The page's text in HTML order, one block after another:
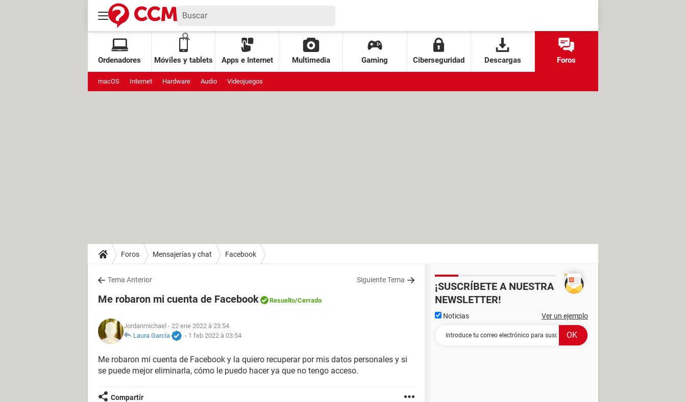
Ordenadores Móviles y tablets Apps e Internet Multimedia Gaming Ciberseguridad Descargas Foros
macOS Internet Hardware Audio Videojuegos
Foros Mensajerías y chat Facebook
Tema Anterior Siguiente Tema
Me robaron mi cuenta de Facebook Resuelto/Cerrado
Jordanmichael - 22 ene 2022 à 23:54
Laura García
- 1 feb 2022 à 03:54
Me robaron mi cuenta de Facebook y la quiero recuperar por mis datos personales y si
se puede mejor eliminarla, cómo le puedo hacer ya que no tengo acceso.
Compartir
¡SUSCRÍBETE A NUESTRA
NEWSLETTER!
Noticias Ver un ejemplo